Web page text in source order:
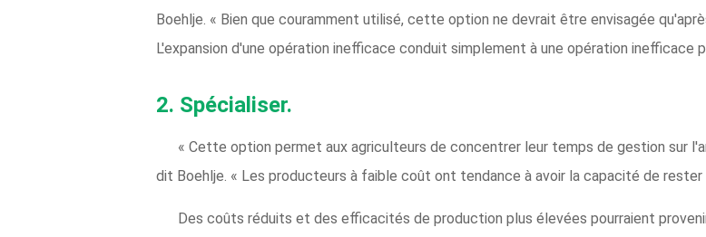
Boehlje. « Bien que couramment utilisé, cette option ne devrait être envisagée
L'expansion d'une opération inefficace conduit simplement à une opération inefficace
2. Spécialiser.
« Cette option permet aux agriculteurs de concentrer leur temps de gestion sur
dit Boehlje. « Les producteurs à faible coût ont tendance à avoir la capacité de
Des coûts réduits et des efficacités de production plus élevées pourraient